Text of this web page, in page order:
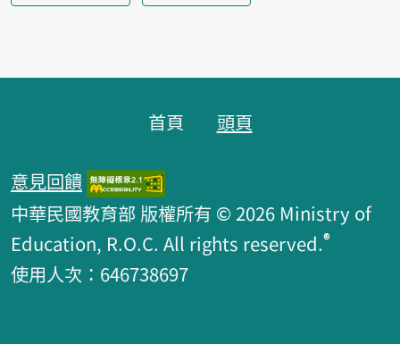
首頁 頭頁
意見回饋
中華民國教育部 版權所有 © 2026 Ministry of
Education, R.O.C. All rights reserved.®
使用人次：646738697